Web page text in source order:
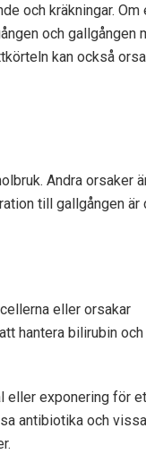
och kräkningar. Om
och gallgången
kan också
Andra orsaker
till gallgången är
eller orsakar
hantera bilirubin
eller exponering för
antibiotika och